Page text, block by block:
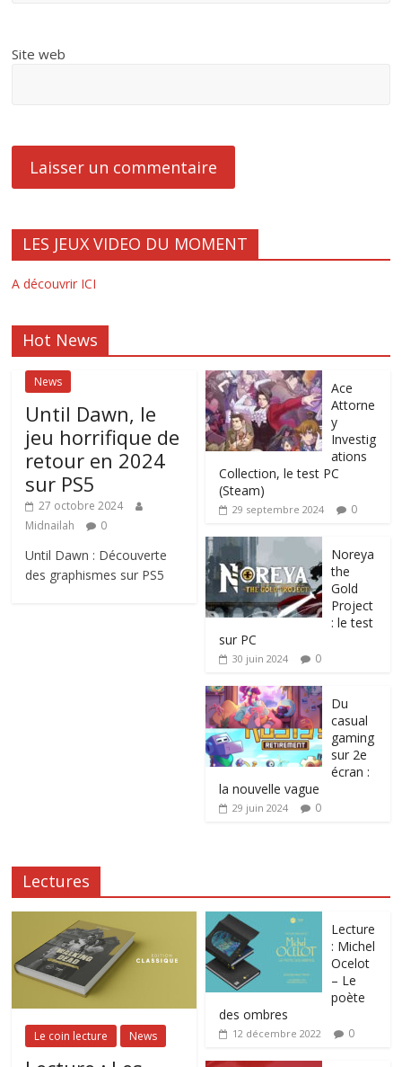
Site web
LES JEUX VIDEO DU MOMENT
A découvrir ICI
Hot News
News
Until Dawn, le
jeu horrifique de
retour en 2024
sur PS5
27 octobre 2024
Midnailah
0
Until Dawn : Découverte
des graphismes sur PS5
Ace
Attorne
y
Investig
ations
Collection, le test PC
(Steam)
29 septembre 2024 0
Noreya
the
Gold
Project
: le test
sur PC
30 juin 2024 0
Du
casual
gaming
sur 2e
écran :
la nouvelle vague
29 juin 2024 0
Lectures
Le coin lecture News
Lecture
: Michel
Ocelot
– Le
poète
des ombres
12 décembre 2022 0